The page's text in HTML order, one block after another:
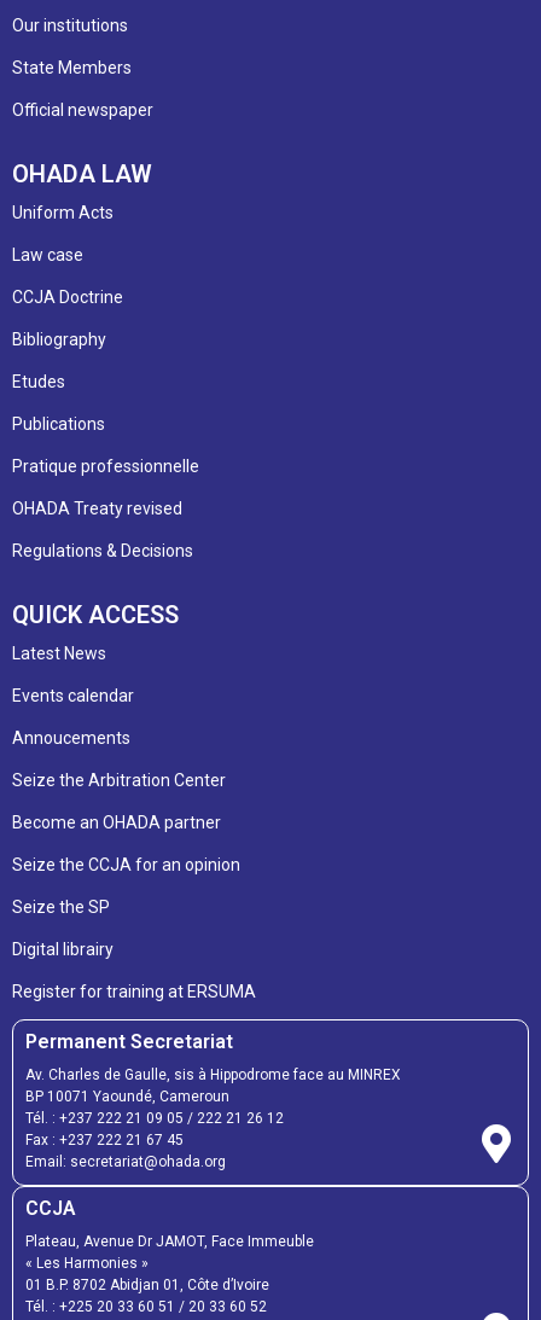
Our institutions
State Members
Official newspaper
OHADA LAW
Uniform Acts
Law case
CCJA Doctrine
Bibliography
Etudes
Publications
Pratique professionnelle
OHADA Treaty revised
Regulations & Decisions
QUICK ACCESS
Latest News
Events calendar
Annoucements
Seize the Arbitration Center
Become an OHADA partner
Seize the CCJA for an opinion
Seize the SP
Digital librairy
Register for training at ERSUMA
Permanent Secretariat
Av. Charles de Gaulle, sis à Hippodrome face au MINREX
BP 10071 Yaoundé, Cameroun
Tél. : +237 222 21 09 05 / 222 21 26 12
Fax : +237 222 21 67 45
Email: secretariat@ohada.org
CCJA
Plateau, Avenue Dr JAMOT, Face Immeuble
« Les Harmonies »
01 B.P. 8702 Abidjan 01, Côte d’Ivoire
Tél. : +225 20 33 60 51 / 20 33 60 52